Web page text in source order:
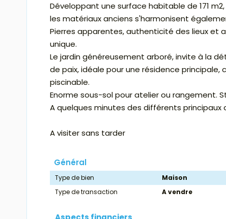
Développant une surface habitable de 171
les matériaux anciens s'harmonisent
Pierres apparentes, authenticité des lieux
unique.
Le jardin généreusement arboré, invite à la
de paix, idéale pour une résidence
piscinable.
Enorme sous-sol pour atelier ou rangement.
A quelques minutes des différents principaux
A visiter sans tarder
Général
Type de bien
Maison
Type de transaction
A vendre